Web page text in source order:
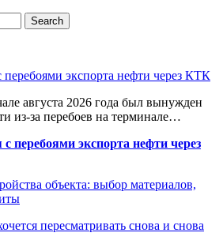
перебоями экспорта нефти через КТК
августа 2026 года был вынужден
из-за перебоев на терминале…
с перебоями экспорта нефти через
объекта: выбор материалов,
пересматривать снова и снова